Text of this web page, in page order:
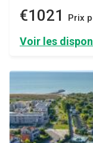
€1021 Prix
Voir les